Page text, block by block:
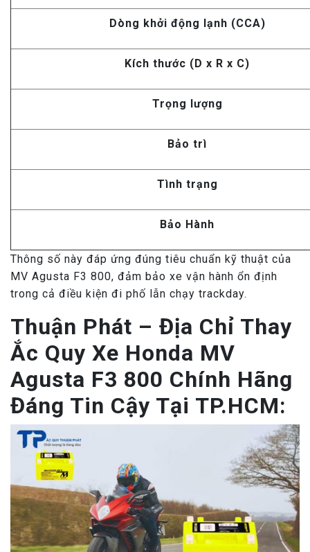
Dòng khởi động lạnh (CCA)
Kích thước (D x R x C)
Trọng lượng
Bảo trì
Tình trạng
Bảo Hành
Thông số này đáp ứng đúng tiêu chuẩn kỹ thuật của
MV Agusta F3 800, đảm bảo xe vận hành ổn định
trong cả điều kiện đi phố lẫn chạy trackday.
Thuận Phát – Địa Chỉ Thay
Ắc Quy Xe Honda MV
Agusta F3 800 Chính Hãng
Đáng Tin Cậy Tại TP.HCM: